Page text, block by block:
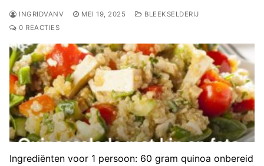
INGRIDVANV MEI 19, 2025
BLEEKSELDERIJ
0 REACTIES
Ingrediënten voor 1 persoon: 60 gram quinoa onbereid